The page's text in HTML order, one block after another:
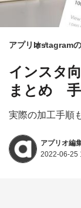
アプリオInstagram
インスタ
まとめ 手
実際の加工手順
アプリオ編
2022-06-25